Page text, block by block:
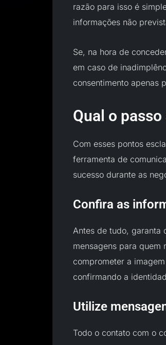
razão para isso é
informações não
Se, na hora de
em caso de
consentimento apenas
Qual o
Com esses pontos
ferramenta de
sucesso durante as
Confira as
Antes de tudo, garanta
mensagens para quem
comprometer a
confirmando a
Utilize
Todo o contato com o